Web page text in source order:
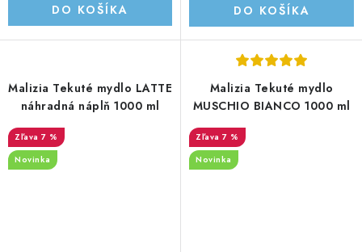
DO KOŠÍKA DO KOŠÍKA
Malizia Tekuté mydlo LATTE
náhradná náplň 1000 ml
7 %
Novinka
Malizia Tekuté mydlo
MUSCHIO BIANCO 1000 ml
7 %
Novinka